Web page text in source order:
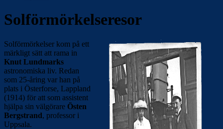
Solförmörkelseresor
Solförmörkelser kom på ett
märkligt sätt att rama in
Knut Lundmarks
astronomiska liv. Redan
som 25-åring var han på
plats i Österforse, Lappland
(1914) för att som assistent
hjälpa sin välgörare Östen
Bergstrand, professor i
Uppsala.